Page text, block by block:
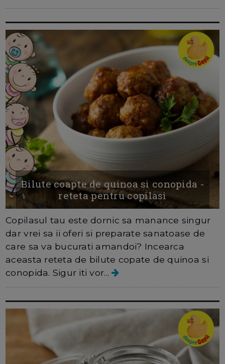
Bilute coapte de quinoa si conopida -
reteta pentru copilasi
Copilasul tau este dornic sa manance singur
dar vrei sa ii oferi si preparate sanatoase de
care sa va bucurati amandoi? Incearca
aceasta reteta de bilute copate de quinoa si
conopida. Sigur iti vor...